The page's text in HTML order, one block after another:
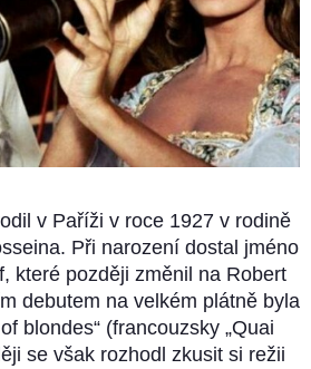
v Paříži v roce 1927 v rodině
Při narození dostal jméno
které později změnil na Robert
debutem na velkém plátně byla
blondes“ (francouzsky „Quai
se však rozhodl zkusit si režii